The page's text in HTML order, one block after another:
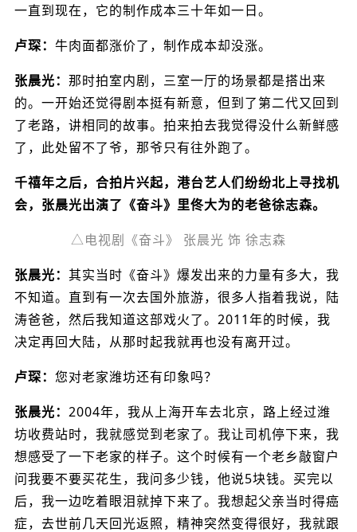
一直到现在，它的制作成本三十年如一日。
卢琛： 牛肉面都涨价了，制作成本却没涨。
张晨光： 那时拍室内剧，三室一厅的场景都是搭出来
的。一开始还觉得剧本挺有新意，但到了第二代又回到
了老路，讲相同的故事。拍来拍去我觉得没什么新鲜感
了，此处留不了爷，那爷只有往外跑了。
千禧年之后，合拍片兴起，港台艺人们纷纷北上寻找机
会，张晨光出演了《奋斗》里佟大为的老爸徐志森。
△电视剧《奋斗》 张晨光 饰 徐志森
张晨光： 其实当时《奋斗》爆发出来的力量有多大，我
不知道。直到有一次去国外旅游，很多人指着我说，陆
涛爸爸，然后我知道这部戏火了。2011年的时候，我
决定再回大陆，从那时起我就再也没有离开过。
卢琛： 您对老家潍坊还有印象吗？
张晨光： 2004年，我从上海开车去北京，路上经过潍
坊收费站时，我就感觉到老家了。我让司机停下来，我
想感受了一下老家的样子。这个时候有一个老乡敲窗户
问我要不要买花生，我问多少钱，他说5块钱。买完以
后，我一边吃着眼泪就掉下来了。我想起父亲当时得癌
症，去世前几天回光返照，精神突然变得很好，我就跟